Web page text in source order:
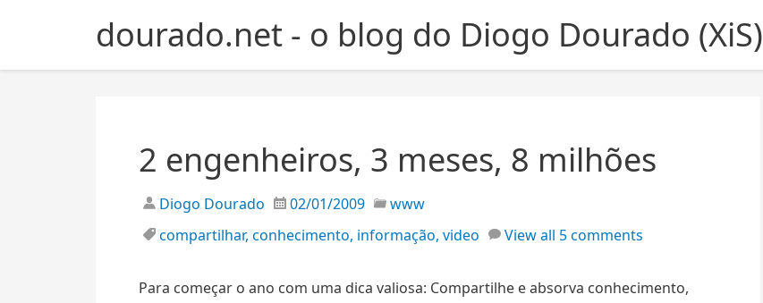
dourado.net - o blog do Diogo Dourado (XiS)
2 engenheiros, 3 meses, 8 milhões
Diogo Dourado 02/01/2009
www
compartilhar, conhecimento, informação, video View all 5 comments
Para começar o ano com uma dica valiosa: Compartilhe e absorva conhecimento,